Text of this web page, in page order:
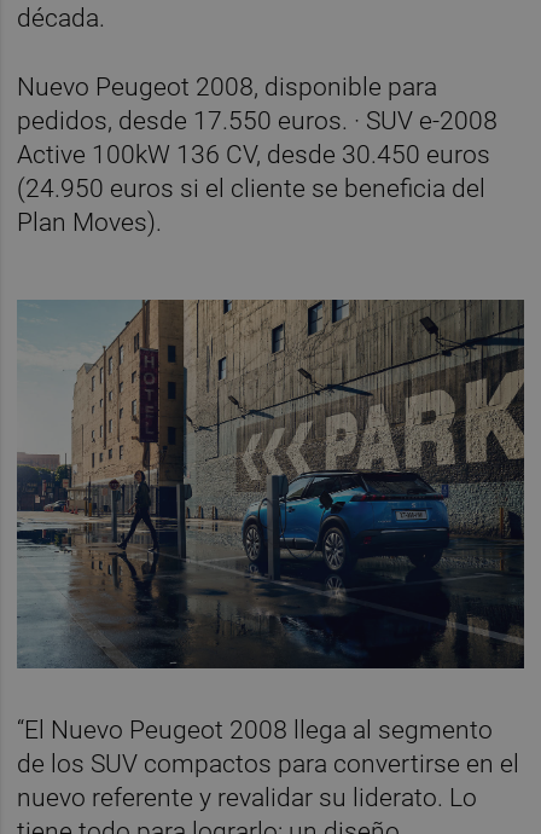
década.
Nuevo Peugeot 2008, disponible para
pedidos, desde 17.550 euros. · SUV e-2008
Active 100kW 136 CV, desde 30.450 euros
(24.950 euros si el cliente se beneficia del
Plan Moves).
“El Nuevo Peugeot 2008 llega al segmento
de los SUV compactos para convertirse en el
nuevo referente y revalidar su liderato. Lo